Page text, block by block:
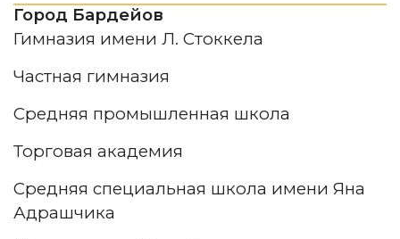
Город Бардейов
Гимназия имени Л. Стоккела
Частная гимназия
Средняя промышленная школа
Торговая академия
Средняя специальная школа имени Яна
Адрашчика